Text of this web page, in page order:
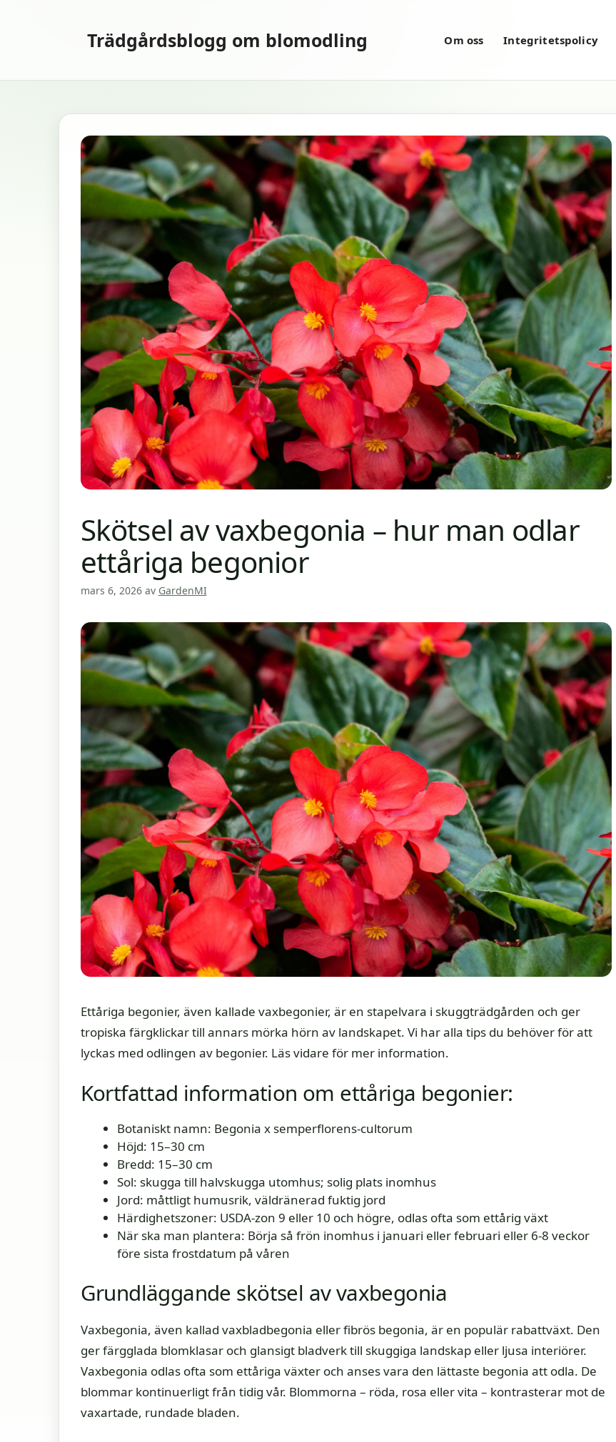
Trädgårdsblogg om blomodling Om oss Integritetspolicy
Skötsel av vaxbegonia – hur man odlar
ettåriga begonior
mars 6, 2026 av GardenMI
Ettåriga begonier, även kallade vaxbegonier, är en stapelvara i skuggträdgården och ger
tropiska färgklickar till annars mörka hörn av landskapet. Vi har alla tips du behöver för att
lyckas med odlingen av begonier. Läs vidare för mer information.
Kortfattad information om ettåriga begonier:
Botaniskt namn: Begonia x semperflorens-cultorum
Höjd: 15–30 cm
Bredd: 15–30 cm
Sol: skugga till halvskugga utomhus; solig plats inomhus
Jord: måttligt humusrik, väldränerad fuktig jord
Härdighetszoner: USDA-zon 9 eller 10 och högre, odlas ofta som ettårig växt
När ska man plantera: Börja så frön inomhus i januari eller februari eller 6-8 veckor
före sista frostdatum på våren
Grundläggande skötsel av vaxbegonia
Vaxbegonia, även kallad vaxbladbegonia eller fibrös begonia, är en populär rabattväxt. Den
ger färgglada blomklasar och glansigt bladverk till skuggiga landskap eller ljusa interiörer.
Vaxbegonia odlas ofta som ettåriga växter och anses vara den lättaste begonia att odla. De
blommar kontinuerligt från tidig vår. Blommorna – röda, rosa eller vita – kontrasterar mot de
vaxartade, rundade bladen.